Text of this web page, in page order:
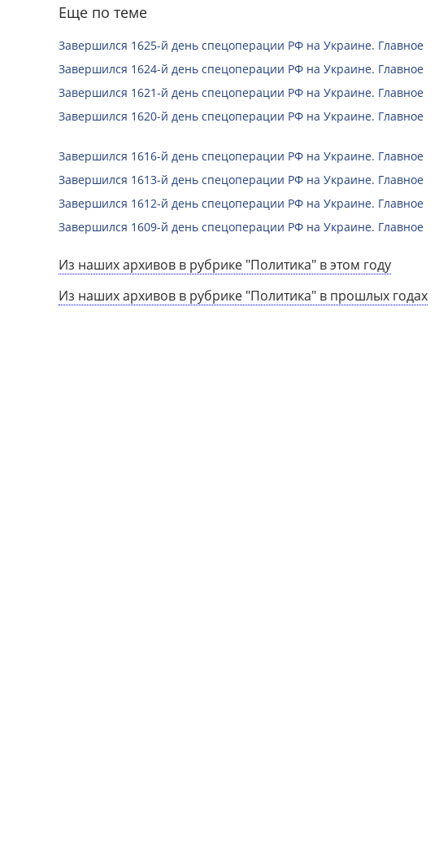
Еще по теме
Завершился 1625-й день спецоперации РФ на Украине. Главное
Завершился 1624-й день спецоперации РФ на Украине. Главное
Завершился 1621-й день спецоперации РФ на Украине. Главное
Завершился 1620-й день спецоперации РФ на Украине. Главное
Завершился 1616-й день спецоперации РФ на Украине. Главное
Завершился 1613-й день спецоперации РФ на Украине. Главное
Завершился 1612-й день спецоперации РФ на Украине. Главное
Завершился 1609-й день спецоперации РФ на Украине. Главное
Из наших архивов в рубрике "Политика" в этом году
Из наших архивов в рубрике "Политика" в прошлых годах